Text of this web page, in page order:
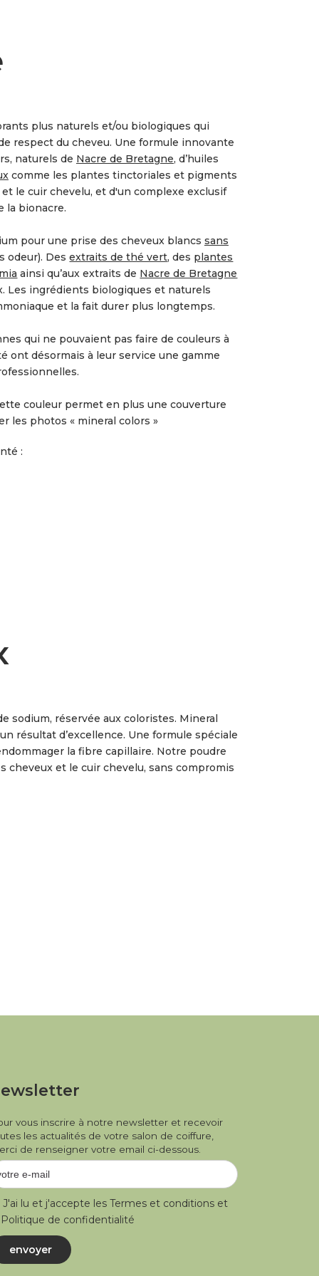
plus naturels et/ou biologiques qui
respect du cheveu. Une formule innovante
naturels de Nacre de Bretagne, d’huiles
comme les plantes tinctoriales et pigments
le cuir chevelu, et d'un complexe exclusif
la bionacre.
pour une prise des cheveux blancs sans
odeur). Desextraits de thé vert, des plantes
ainsi qu’aux extraits de Nacre de Bretagne
Les ingrédients biologiques et naturels
et la fait durer plus longtemps.
qui ne pouvaient pas faire de couleurs à
ont désormais à leur service une gamme
couleur permet en plus une couverture
les photos « mineral colors »
:
sodium, réservée aux coloristes. Mineral
résultat d’excellence. Une formule spéciale
la fibre capillaire. Notre poudre
et le cuir chevelu, sans compromis
vous inscrire à notre newsletter et recevoir
les actualités de votre salon de coiffure,
de renseigner votre email ci-dessous.
J'ai lu et j'accepte les Termes et conditionset
Politique de confidentialité
envoyer